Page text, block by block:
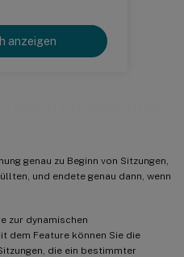
anzeigen
genau zu Beginn von Sitzungen,
und endete genau dann, wenn
zur dynamischen
dem Feature können Sie die
die ein bestimmter